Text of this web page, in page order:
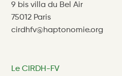
9 bis villa du Bel Air
75012 Paris
cirdhfv@haptonomie.org
Le CIRDH-FV